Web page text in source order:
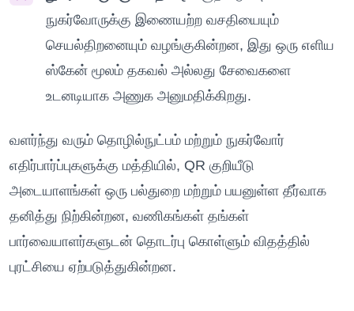
நுகர்வோருக்கு இணையற்ற வசதியையும்
செயல்திறனையும் வழங்குகின்றன, இது ஒரு எளிய
ஸ்கேன் மூலம் தகவல் அல்லது சேவைகளை
உடனடியாக அணுக அனுமதிக்கிறது.
வளர்ந்து வரும் தொழில்நுட்பம் மற்றும் நுகர்வோர்
எதிர்பார்ப்புகளுக்கு மத்தியில், QR குறியீடு
அடையாளங்கள் ஒரு பல்துறை மற்றும் பயனுள்ள தீர்வாக
தனித்து நிற்கின்றன, வணிகங்கள் தங்கள்
பார்வையாளர்களுடன் தொடர்பு கொள்ளும் விதத்தில்
புரட்சியை ஏற்படுத்துகின்றன.